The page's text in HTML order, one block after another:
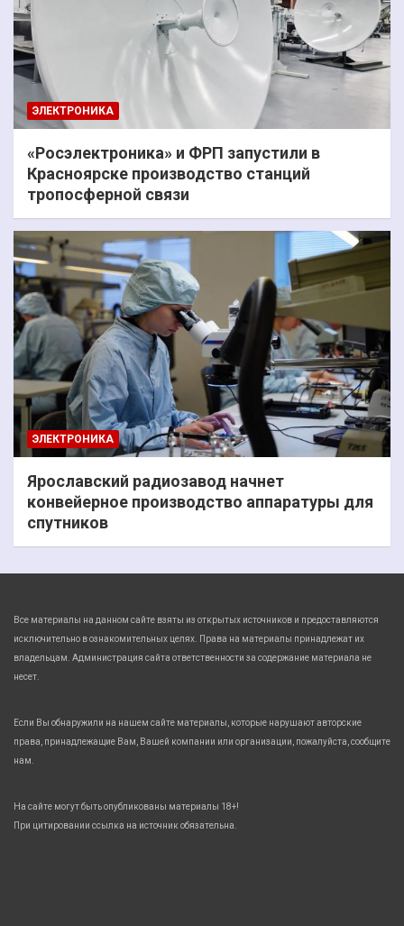
ЭЛЕКТРОНИКА
«Росэлектроника» и ФРП запустили в
Красноярске производство станций
тропосферной связи
ЭЛЕКТРОНИКА
Ярославский радиозавод начнет
конвейерное производство аппаратуры для
спутников
Все материалы на данном сайте взяты из открытых источников и предоставляются
исключительно в ознакомительных целях. Права на материалы принадлежат их
владельцам. Администрация сайта ответственности за содержание материала не
несет.
Если Вы обнаружили на нашем сайте материалы, которые нарушают авторские
права, принадлежащие Вам, Вашей компании или организации, пожалуйста, сообщите
нам.
На сайте могут быть опубликованы материалы 18+!
При цитировании ссылка на источник обязательна.